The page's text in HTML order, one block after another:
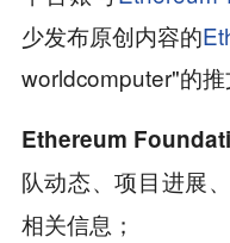
少发布原创内容的
worldcomputer"的推
Ethereum
队动态、项目进展
相关信息；